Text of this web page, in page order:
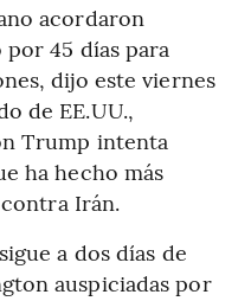
acordaron
45 días para
dijo este viernes
de EE.UU.,
Trump intenta
ha hecho más
Irán.
a dos días de
auspiciadas por